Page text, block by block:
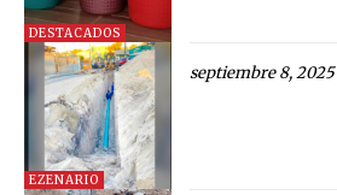
DESTACADOS
EZENARIO
septiembre 8, 2025